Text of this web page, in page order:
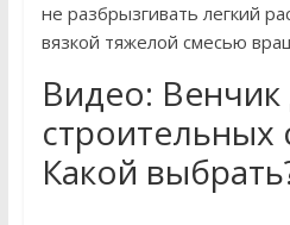
не разбрызгивать легкий
вязкой тяжелой смесью
Видео: Венчик
строительных
Какой